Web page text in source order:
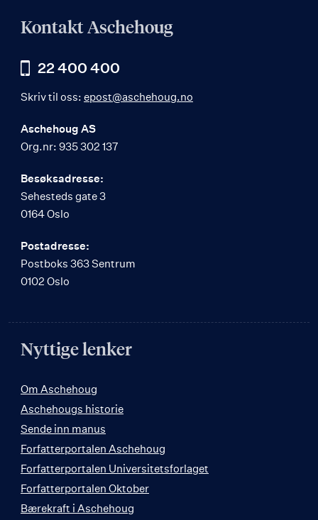
Kontakt Aschehoug
22 400 400
Skriv til oss: epost@aschehoug.no
Aschehoug AS
Org.nr: 935 302 137
Besøksadresse:
Sehesteds gate 3
0164 Oslo
Postadresse:
Postboks 363 Sentrum
0102 Oslo
Nyttige lenker
Om Aschehoug
Aschehougs historie
Sende inn manus
Forfatterportalen Aschehoug
Forfatterportalen Universitetsforlaget
Forfatterportalen Oktober
Bærekraft i Aschehoug